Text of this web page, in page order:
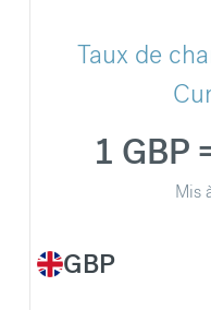
Taux de
GBP
1 GBP
Mis